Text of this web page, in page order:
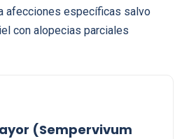
afecciones especí­ficas salvo
con alopecias parciales
(Sempervivum